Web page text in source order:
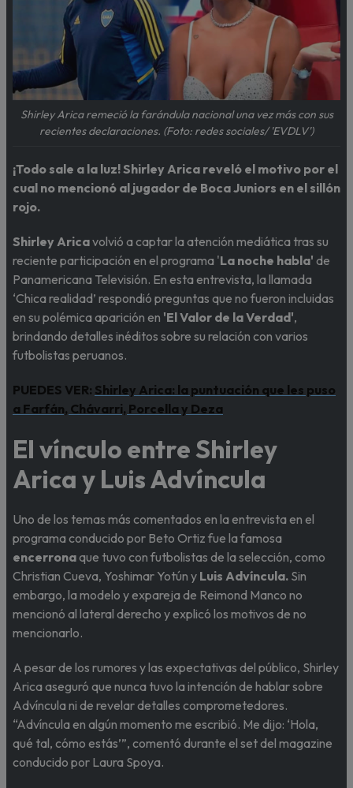
Shirley Arica remeció la farándula nacional una vez más con sus
recientes declaraciones. (Foto: redes sociales/ 'EVDLV')
¡Todo sale a la luz! Shirley Arica reveló el motivo por el
cual no mencionó al jugador de Boca Juniors en el sillón
rojo.
Shirley Aricavolvió a captar la atención mediática tras su
reciente participación en el programa 'La noche habla' de
Panamericana Televisión. En esta entrevista, la llamada
‘Chica realidad’ respondió preguntas que no fueron incluidas
en su polémica aparición en 'El Valor de la Verdad',
brindando detalles inéditos sobre su relación con varios
futbolistas peruanos.
PUEDES VER: Shirley Arica: la puntuación que les puso
a Farfán, Chávarri, Porcella y Deza
El vínculo entre Shirley
Arica y Luis Advíncula
Uno de los temas más comentados en la entrevista en el
programa conducido por Beto Ortiz fue la famosa
encerronaque tuvo con futbolistas de la selección, como
Christian Cueva, Yoshimar Yotún y Luis Advíncula. Sin
embargo, la modelo y expareja de Reimond Manco no
mencionó al lateral derecho y explicó los motivos de no
mencionarlo.
A pesar de los rumores y las expectativas del público, Shirley
Arica aseguró que nunca tuvo la intención de hablar sobre
Advíncula ni de revelar detalles comprometedores.
“Advíncula en algún momento me escribió. Me dijo: ‘Hola,
qué tal, cómo estás’”, comentó durante el set del magazine
conducido por Laura Spoya.